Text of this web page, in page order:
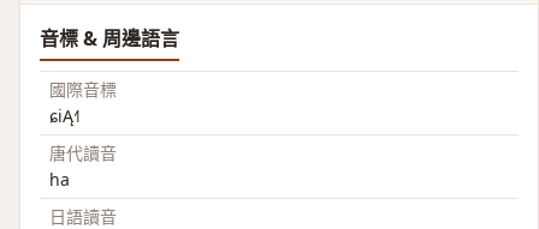
音標 & 周邊語言
國際音標
ɕiĄ˧˥
唐代讀音
ha
日語讀音